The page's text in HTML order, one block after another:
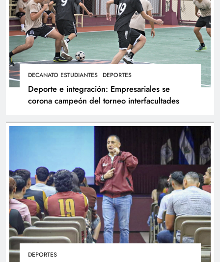
DECANATO ESTUDIANTES DEPORTES
Deporte e integración: Empresariales se
corona campeón del torneo interfacultades
DEPORTES